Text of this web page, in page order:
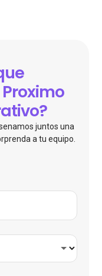
juntos una
a tu equipo.